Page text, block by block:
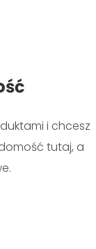
i chcesz
tutaj, a